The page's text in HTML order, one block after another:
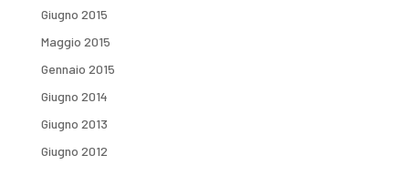
Giugno 2015
Maggio 2015
Gennaio 2015
Giugno 2014
Giugno 2013
Giugno 2012